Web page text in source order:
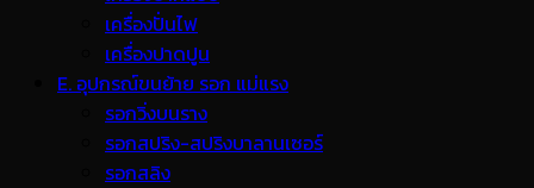
เครื่องปั่นไฟ
เครื่องปาดปูน
E. อุปกรณ์ขนย้าย รอก แม่แรง
รอกวิ่งบนราง
รอกสปริง-สปริงบาลานเซอร์
รอกสลิง